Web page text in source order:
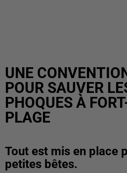
UNE
POUR SAUVER
PHOQUES À
PLAGE
Tout est mis en place
petites bêtes.